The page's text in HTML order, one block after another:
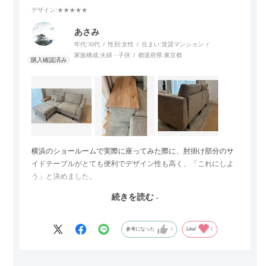
デザイン:★★★★★
あさみ
年代:30代 性別:女性 住まい:賃貸マンション
家族構成:夫婦・子供 都道府県:東京都
横浜のショールームで実際に座ってみた際に、肘掛け部分のサ
イドテーブルがとても便利でデザイン性も高く、「これにしよ
う」と決めました。
サイズは2.5人掛けですが、幅184cmとコンパクトなので圧迫感
グとのバランスもぴったりで、リビング全体がすっきり見えま
続きを読む
参考になった Like!